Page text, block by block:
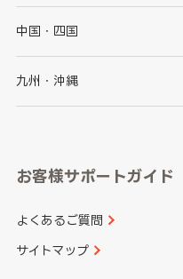
千葉県
神奈川県
石川県
山梨県
愛知県
大阪府
京都府
和歌山県
中国・四国
鳥取県
山口県
香川県
九州・沖縄
長崎県
大分県
お客様サポートガイド
よくあるご質問
サイトマップ